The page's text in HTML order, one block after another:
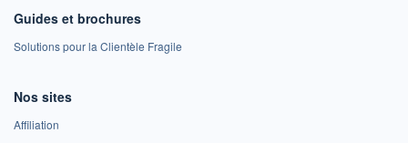
Guides et brochures
Solutions pour la Clientèle Fragile
Nos sites
Affiliation